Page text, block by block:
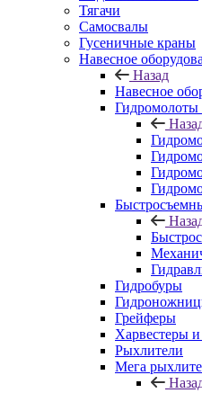
Тягачи
Самосвалы
Гусеничные краны
Навесное
Назад
Навесное
Гидромолоты
Гидробуры
Грейферы
Харвестеры
Рыхлители
Мега